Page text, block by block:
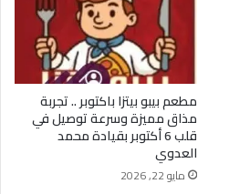
مطعم بيبو بيتزا باكتوبر .. تجربة
مذاق مميزة وسرعة توصيل في
قلب 6 أكتوبر بقيادة محمد
العدوي
مايو 22, 2026